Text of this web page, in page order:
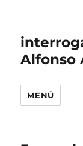
Alfonso
MENÚ